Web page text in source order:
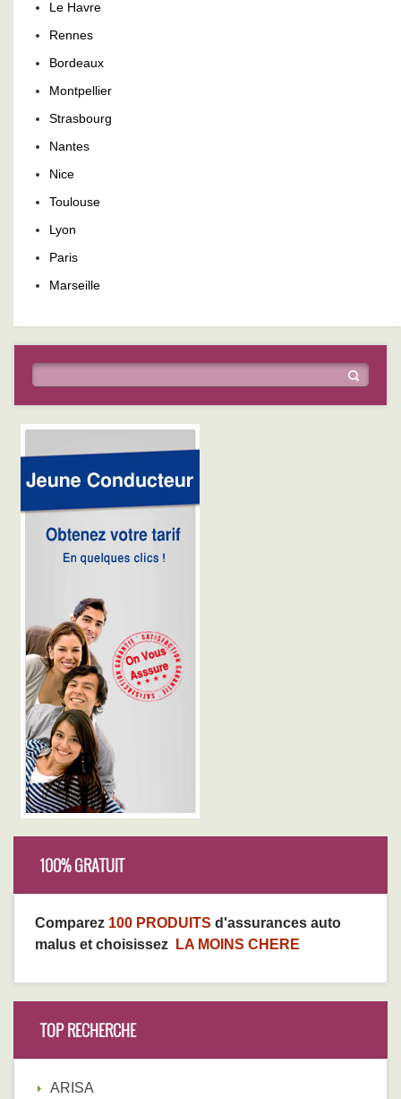
Le Havre
Rennes
Bordeaux
Montpellier
Strasbourg
Nantes
Nice
Toulouse
Lyon
Paris
Marseille
100% GRATUIT
Comparez 100 PRODUITS d'assurances auto
malus et choisissez
LA MOINS CHERE
TOP RECHERCHE
ARISA